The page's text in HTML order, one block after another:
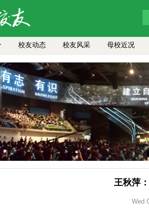
校友动态 校友风采 母校近况
王秋萍
Wed